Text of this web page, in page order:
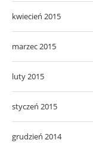
kwiecień 2015
marzec 2015
luty 2015
styczeń 2015
grudzień 2014